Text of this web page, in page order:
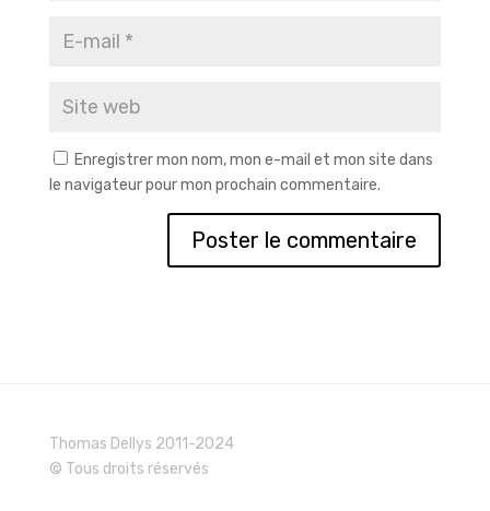
Enregistrer mon nom, mon e-mail et mon site dans
le navigateur pour mon prochain commentaire.
Thomas Dellys 2011-2024
© Tous droits réservés